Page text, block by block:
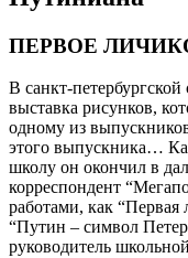
ПЕРВОЕ
В санкт-
выставка рисунков,
одному из
этого выпускника…
школу он окончил в
корреспондент
работами, как “Первая
“Путин – символ
руководитель